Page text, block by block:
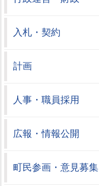
入札・契約
計画
人事・職員採用
広報・情報公開
町民参画・意見募集